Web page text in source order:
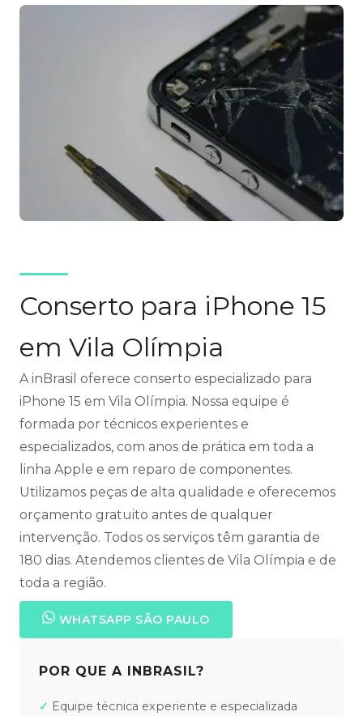
Conserto para iPhone 15
em Vila Olímpia
A inBrasil oferece conserto especializado para
iPhone 15 em Vila Olímpia. Nossa equipe é
formada por técnicos experientes e
especializados, com anos de prática em toda a
linha Apple e em reparo de componentes.
Utilizamos peças de alta qualidade e oferecemos
orçamento gratuito antes de qualquer
intervenção. Todos os serviços têm garantia de
180 dias. Atendemos clientes de Vila Olímpia e de
toda a região.
WHATSAPP SÃO PAULO
POR QUE A INBRASIL?
Equipe técnica experiente e especializada